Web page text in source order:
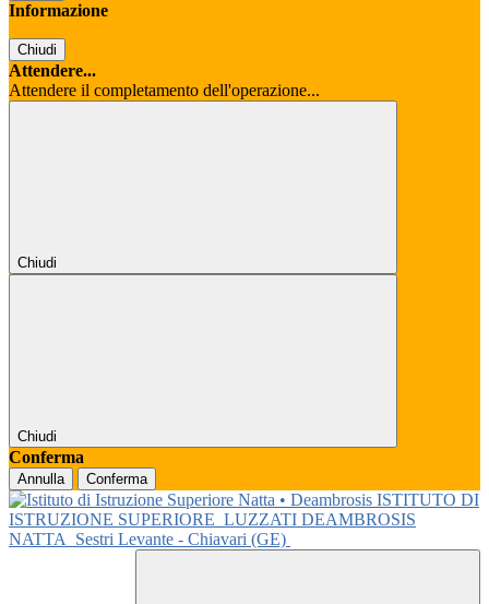
Informazione
Chiudi
Attendere...
Attendere il completamento dell'operazione...
Chiudi
Chiudi
Conferma
Annulla Conferma
ISTITUTO DI
ISTRUZIONE SUPERIORE LUZZATI DEAMBROSIS
NATTA
Sestri Levante - Chiavari (GE)